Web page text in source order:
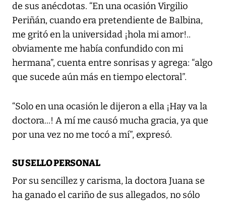
de sus anécdotas. “En una ocasión Virgilio
Periñán, cuando era pretendiente de Balbina,
me gritó en la universidad ¡hola mi amor!..
obviamente me había confundido con mi
hermana”, cuenta entre sonrisas y agrega: “algo
que sucede aún más en tiempo electoral”.
“Solo en una ocasión le dijeron a ella ¡Hay va la
doctora...! A mí me causó mucha gracia, ya que
por una vez no me tocó a mí”, expresó.
SU SELLO PERSONAL
Por su sencillez y carisma, la doctora Juana se
ha ganado el cariño de sus allegados, no sólo